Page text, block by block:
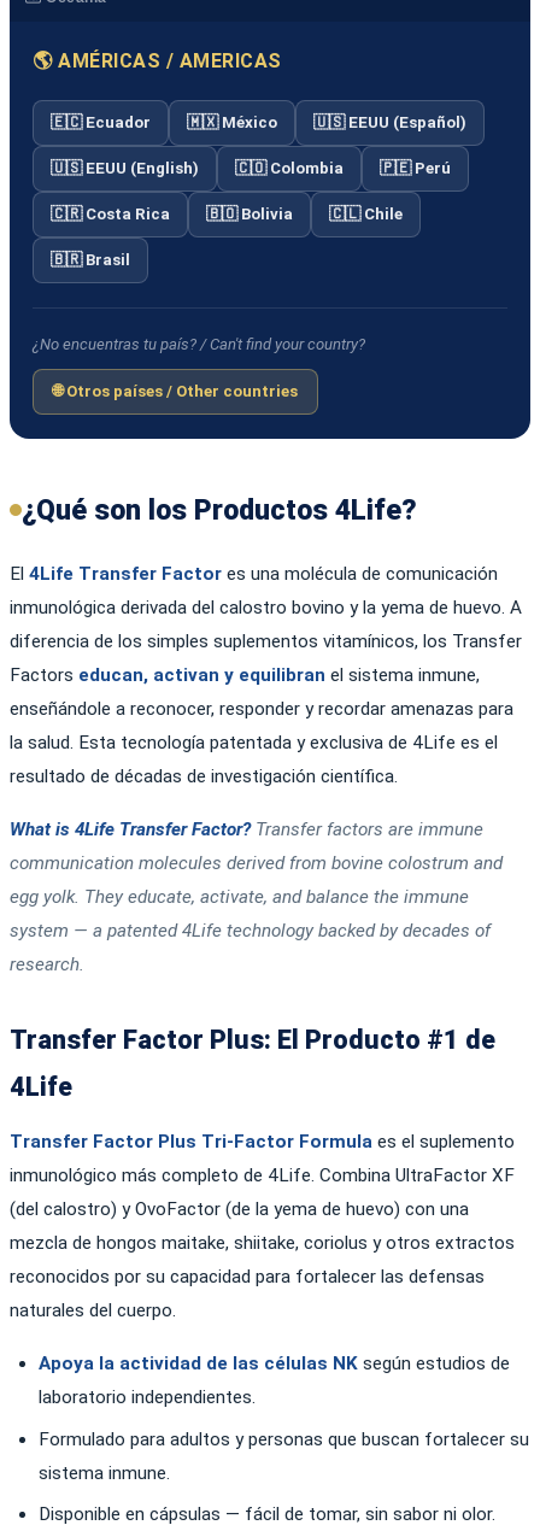
🌎 AMÉRICAS / AMERICAS
🇪🇨 Ecuador 🇲🇽 México 🇺🇸 EEUU (Español)
🇺🇸 EEUU (English) 🇨🇴 Colombia 🇵🇪 Perú
🇨🇷 Costa Rica 🇧🇴 Bolivia 🇨🇱 Chile
🇧🇷 Brasil
¿No encuentras tu país? / Can't find your country?
🌐 Otros países / Other countries
¿Qué son los Productos 4Life?
El 4Life Transfer Factor es una molécula de comunicación
inmunológica derivada del calostro bovino y la yema de huevo. A
diferencia de los simples suplementos vitamínicos, los Transfer
Factors educan, activan y equilibran el sistema inmune,
enseñándole a reconocer, responder y recordar amenazas para
la salud. Esta tecnología patentada y exclusiva de 4Life es el
resultado de décadas de investigación científica.
What is 4Life Transfer Factor?Transfer factors are immune
communication molecules derived from bovine colostrum and
egg yolk. They educate, activate, and balance the immune
system — a patented 4Life technology backed by decades of
research.
Transfer Factor Plus: El Producto #1 de
4Life
Transfer Factor Plus Tri-Factor Formula es el suplemento
inmunológico más completo de 4Life. Combina UltraFactor XF
(del calostro) y OvoFactor (de la yema de huevo) con una
mezcla de hongos maitake, shiitake, coriolus y otros extractos
reconocidos por su capacidad para fortalecer las defensas
naturales del cuerpo.
Apoya la actividad de las células NK según estudios de
laboratorio independientes.
Formulado para adultos y personas que buscan fortalecer su
sistema inmune.
Disponible en cápsulas — fácil de tomar, sin sabor ni olor.